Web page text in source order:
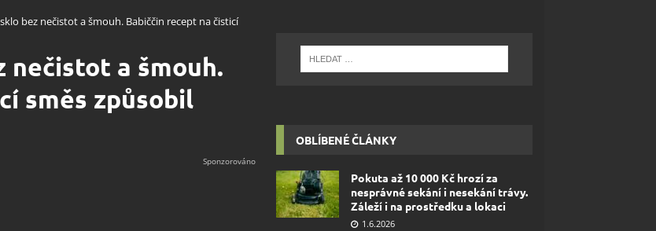
bez nečistot a šmouh. Babiččin recept na čisticí
nečistot a šmouh.
směs způsobil
OBLÍBENÉ ČLÁNKY
Pokuta až 10 000 Kč hrozí za
nesprávné sekání i nesekání trávy.
Záleží i na prostředku a lokaci
1.6.2026